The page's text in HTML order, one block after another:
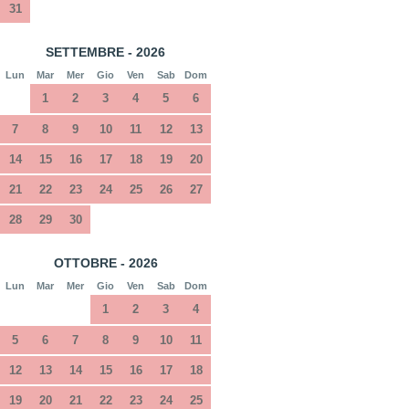
31
SETTEMBRE - 2026
Lun Mar Mer Gio Ven Sab Dom
1 2 3 4 5 6
7 8 9 10 11 12 13
14 15 16 17 18 19 20
21 22 23 24 25 26 27
28 29 30
OTTOBRE - 2026
Lun Mar Mer Gio Ven Sab Dom
1 2 3 4
5 6 7 8 9 10 11
12 13 14 15 16 17 18
19 20 21 22 23 24 25